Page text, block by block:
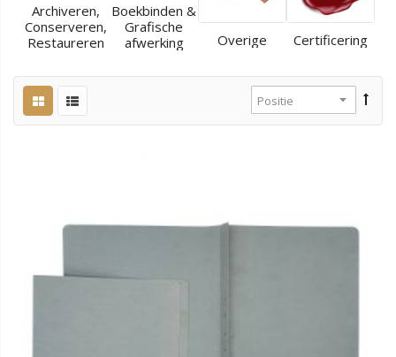
Archiveren,
Conserveren,
Restaureren
Boekbinden &
Grafische
afwerking
Overige Certificering